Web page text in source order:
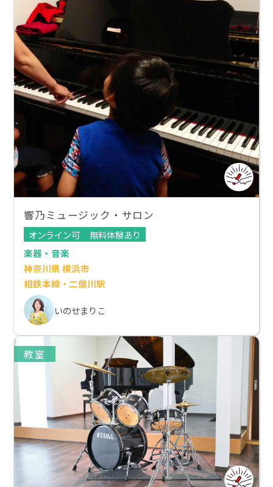
響乃ミュージック・サロン
オンライン可
無料体験あり
楽器・音楽
神奈川県 横浜市
相鉄本線・二俣川駅
いのせまりこ
教室